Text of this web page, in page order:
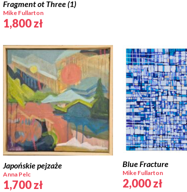
Fragment ot Three (1)
Mike Fullarton
1,800zł
Japońskie pejzaże
Anna Pelc
1,700zł
Blue Fracture
Mike Fullarton
2,000zł